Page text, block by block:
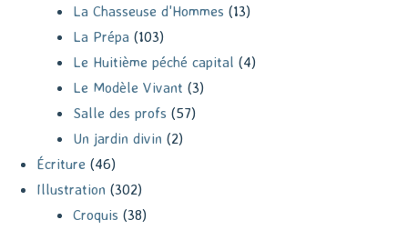
La Chasseuse d'Hommes (13)
La Prépa (103)
Le Huitième péché capital (4)
Le Modèle Vivant (3)
Salle des profs (57)
Un jardin divin (2)
Écriture (46)
Illustration (302)
Croquis (38)